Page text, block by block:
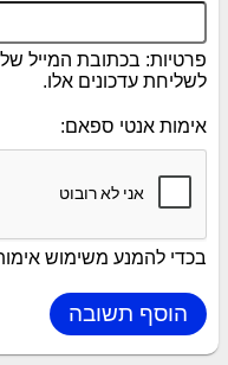
פרטיות: בכתובת המייל
לשליחת עדכונים אלו.
אימות אנטי ספאם:
בכדי להמנע משימוש